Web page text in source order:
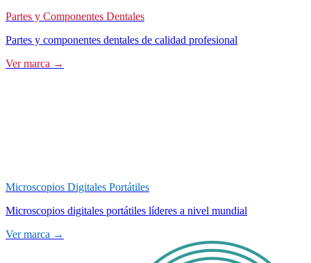
Partes y Componentes Dentales
Partes y componentes dentales de calidad profesional
Ver marca →
Microscopios Digitales Portátiles
Microscopios digitales portátiles líderes a nivel mundial
Ver marca →